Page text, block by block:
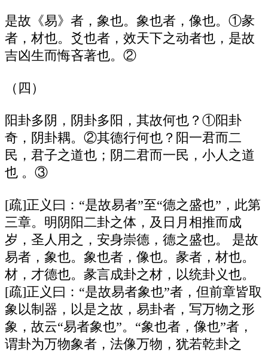
是故《易》者，象也。象也者，像也。①彖
者，材也。爻也者，效天下之动者也，是故
吉凶生而悔吝著也。②
（四）
阳卦多阴，阴卦多阳，其故何也？①阳卦
奇，阴卦耦。②其德行何也？阳一君而二
民，君子之道也；阴二君而一民，小人之道
也 。③
[疏]正义曰：“是故易者”至“德之盛也”，此第
三章。明阴阳二卦之体，及日月相推而成
岁，圣人用之，安身崇德，德之盛也。 是故
易者，象也。象也者，像也。彖者，材也。
材，才德也。彖言成卦之材，以统卦义也。
[疏]正义曰：“是故易者象也”者，但前章皆取
象以制器，以是之故，易卦者，写万物之形
象，故云“易者象也”。“象也者，像也”者，
谓卦为万物象者，法像万物，犹若乾卦之